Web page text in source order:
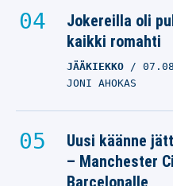
Jokereilla oli
kaikki romahti
JÄÄKIEKKO
JONI AHOKAS
Uusi käänne
– Manchester
Barcelonalle